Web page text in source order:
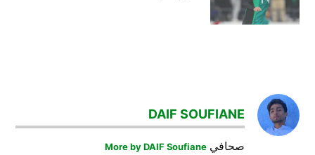
DAIF SOUFIANE
صحافيMore by DAIF Soufiane